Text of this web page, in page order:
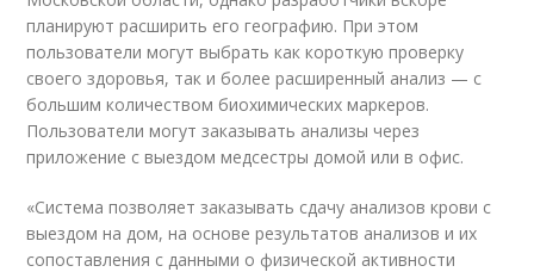
планируют расширить его географию. При этом
пользователи могут выбрать как короткую проверку
своего здоровья, так и более расширенный анализ — с
большим количеством биохимических маркеров.
Пользователи могут заказывать анализы через
приложение с выездом медсестры домой или в офис.
«Система позволяет заказывать сдачу анализов крови с
выездом на дом, на основе результатов анализов и их
сопоставления с данными о физической активности